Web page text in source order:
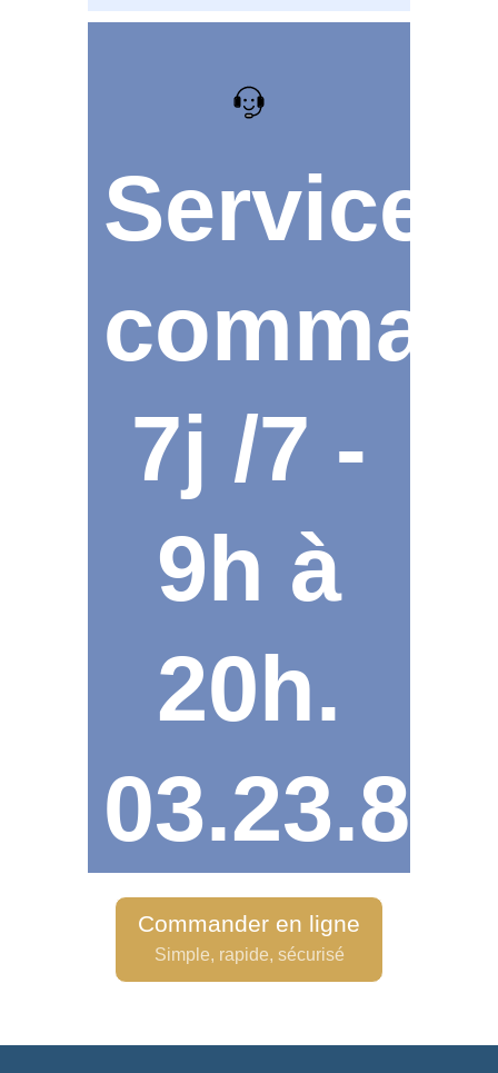
Service
7j /7 -
9h à
20h.
Commander en ligne
Simple, rapide, sécurisé